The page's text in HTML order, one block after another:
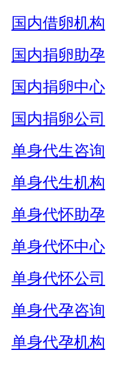
国内借卵机构
国内捐卵助孕
国内捐卵中心
国内捐卵公司
单身代生咨询
单身代生机构
单身代怀助孕
单身代怀中心
单身代怀公司
单身代孕咨询
单身代孕机构